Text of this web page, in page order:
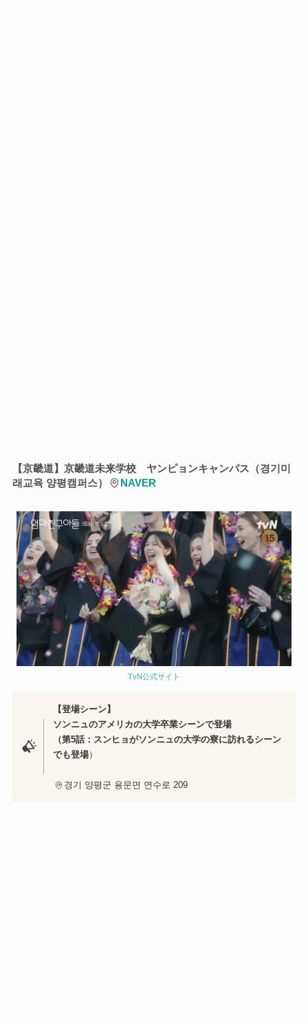
【京畿道】京畿道未来学校 ヤンピョンキャンパス（경기미
래교육 양평캠퍼스）
NAVER
TvN公式サイト
【登場シーン】
ソンニュのアメリカの大学卒業シーンで登場
（第5話：スンヒョがソンニュの大学の寮に訪れるシーン
でも登場）
경기 양평군 용문면 연수로 209